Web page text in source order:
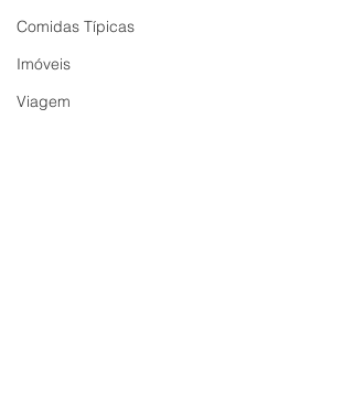
Comidas Típicas
Imóveis
Viagem